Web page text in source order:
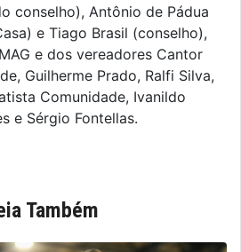
conselho), Antônio de Pádua
e Tiago Brasil (conselho),
e dos vereadores Cantor
Guilherme Prado, Ralfi Silva,
Comunidade, Ivanildo
e Sérgio Fontellas.
Também